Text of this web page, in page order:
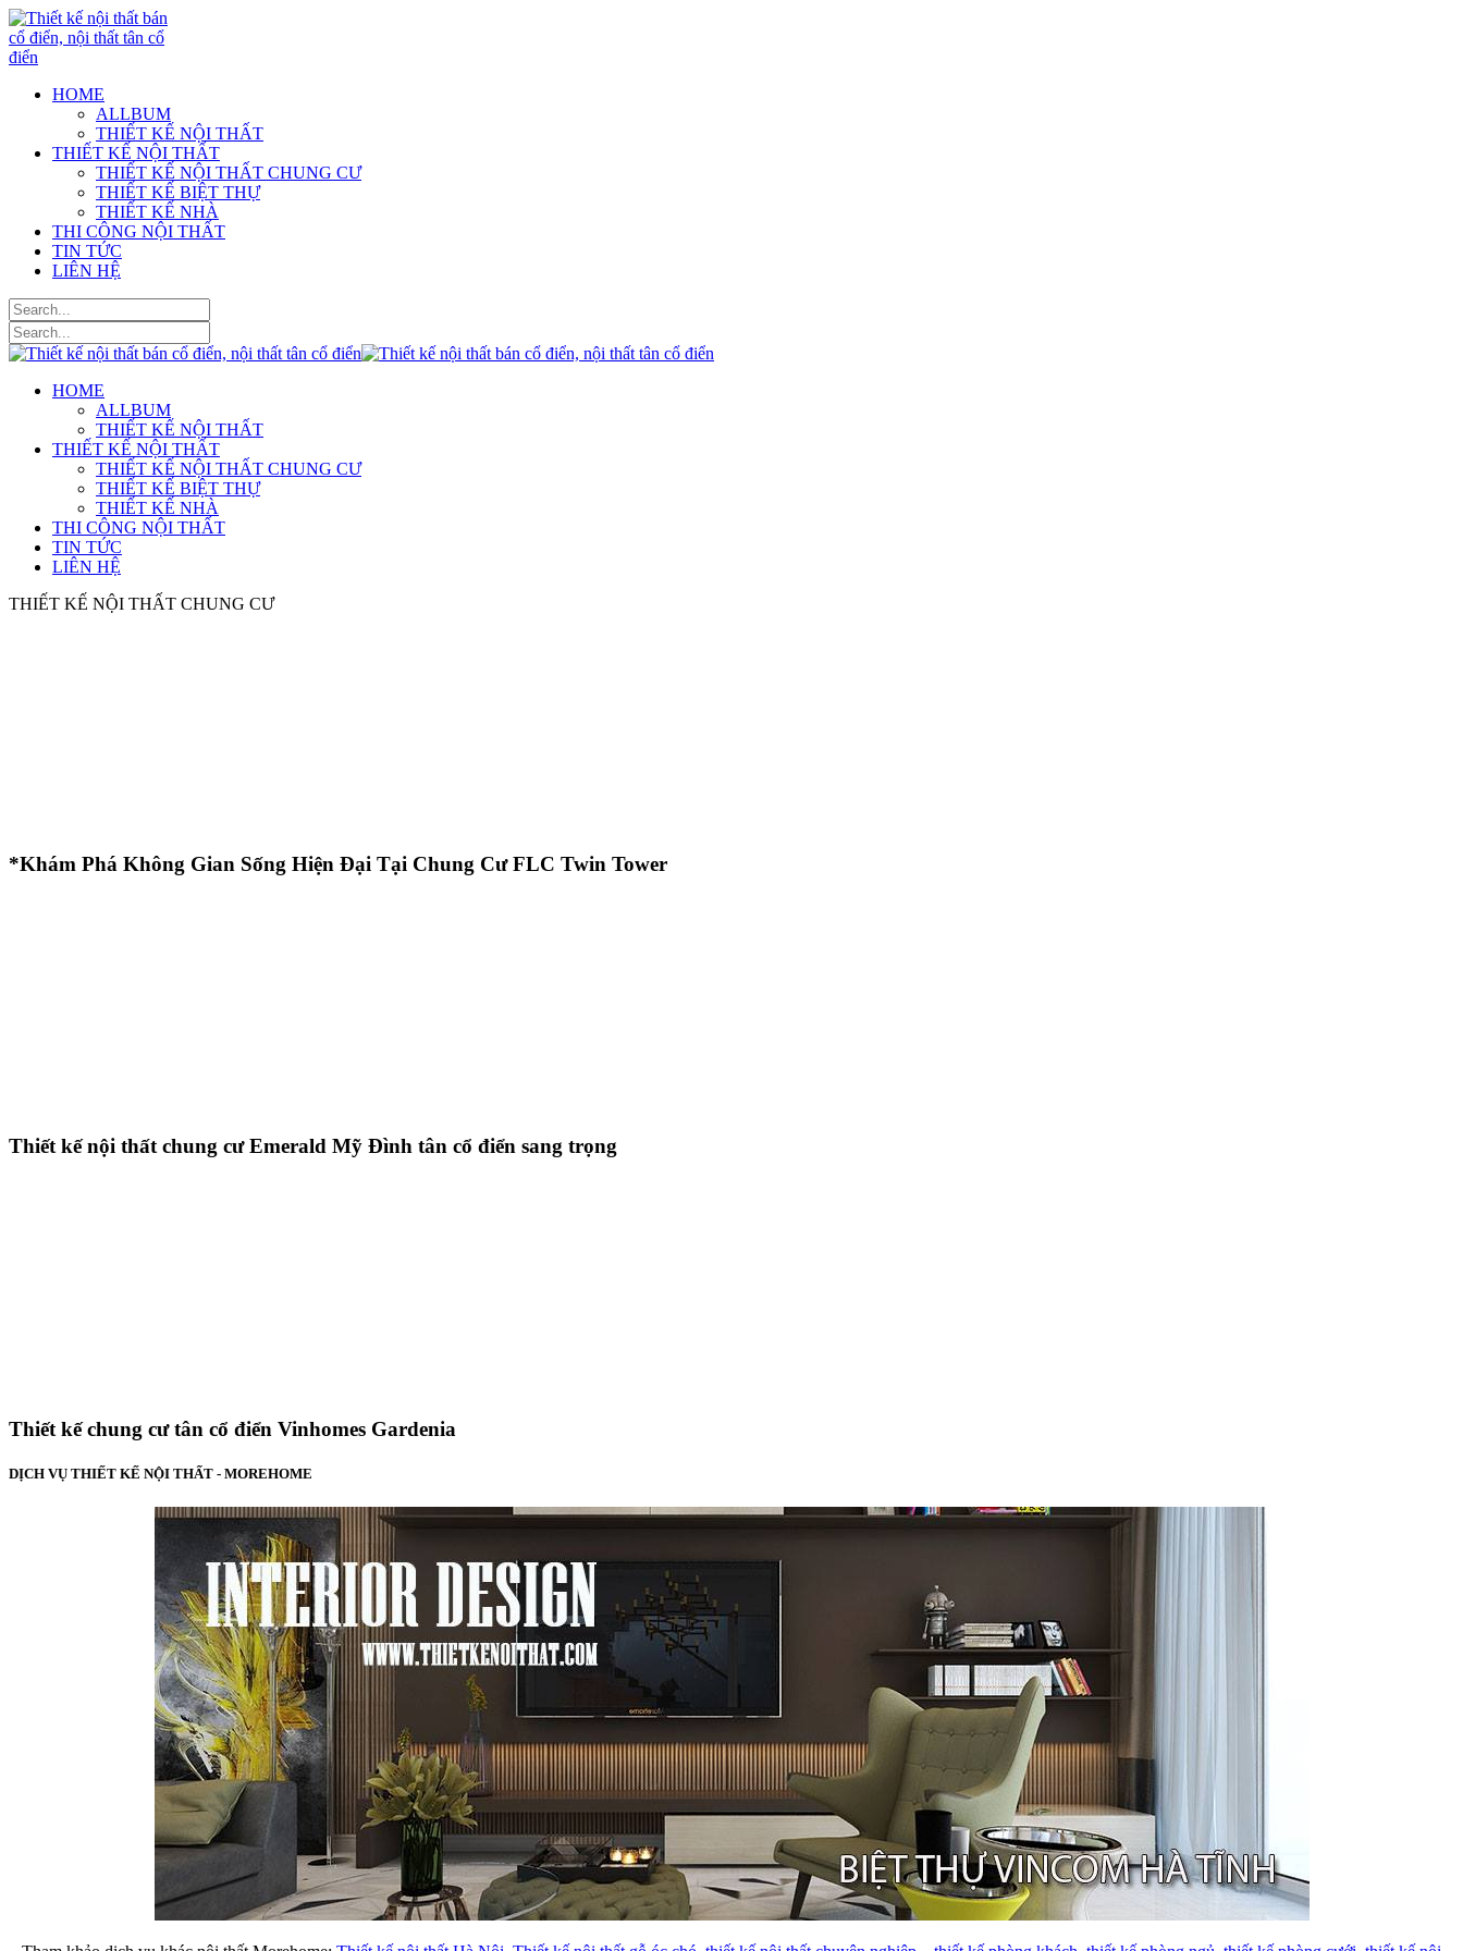
HOME
ALLBUM
THIẾT KẾ NỘI THẤT
THIẾT KẾ NỘI THẤT
THIẾT KẾ NỘI THẤT CHUNG CƯ
THIẾT KẾ BIỆT THỰ
THIẾT KẾ NHÀ
THI CÔNG NỘI THẤT
TIN TỨC
LIÊN HỆ
HOME
ALLBUM
THIẾT KẾ NỘI THẤT
THIẾT KẾ NỘI THẤT
THIẾT KẾ NỘI THẤT CHUNG CƯ
THIẾT KẾ BIỆT THỰ
THIẾT KẾ NHÀ
THI CÔNG NỘI THẤT
TIN TỨC
LIÊN HỆ
THIẾT KẾ NỘI THẤT CHUNG CƯ
*Khám Phá Không Gian Sống Hiện Đại Tại Chung Cư FLC Twin Tower
Thiết kế nội thất chung cư Emerald Mỹ Đình tân cổ điển sang trọng
Thiết kế chung cư tân cổ điển Vinhomes Gardenia
DỊCH VỤ THIẾT KẾ NỘI THẤT - MOREHOME